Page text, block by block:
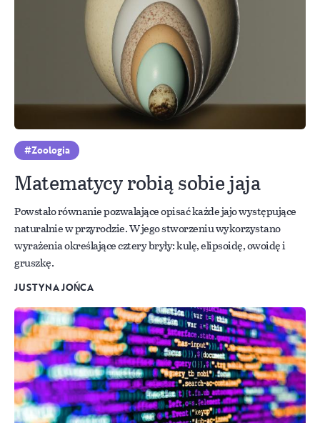
Zoologia
Matematycy robią sobie jaja
Powstało równanie pozwalające opisać każde jajo występujące
naturalnie w przyrodzie. W jego stworzeniu wykorzystano
wyrażenia określające cztery bryły: kulę, elipsoidę, owoidę i
gruszkę.
JUSTYNA JOŃCA